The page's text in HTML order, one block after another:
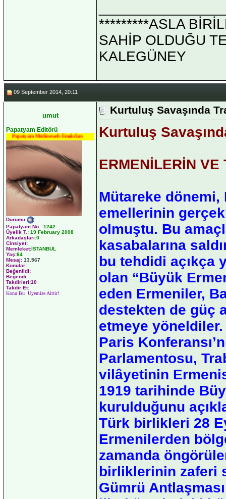
*********ASLA
SAHİP OLDUĞU
KALEGÜNEY
09 September 2014, 20:11
umut
Papatyam Editörü
Papatyam Medineweb Emekdarı
Durumu:
Papatyam No : 1242
Üyelik T.: 19 February 2008
Arkadaşları:0
Cinsiyet:
Memleket:İSTANBUL
Yaş:64
Mesaj: 13.567
Konular:
Beğenildi:
Beğendi:
Takdirleri:10
Takdir Et:
Konu Bu Üyemize Aittir!
Kurtuluş Savaşında
Kurtuluş
ERMENİLERİN VE
Mütareke
emellerinin
olmuştu. Bu
kasabalarına
bu tehdidi açıkça
olan “Büyük
eden Ermeniler,
destekten de güç
etmeye yöneldiler.
Paris
Parlamentosu,
vilâyetinin
1919 tarihinde
kurulduğunu
Türk birlikleri 28
Ermenilerden
zamanda
birliklerinin zaferi
Gümrü